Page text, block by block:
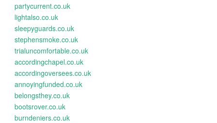
partycurrent.co.uk
lightalso.co.uk
sleepyguards.co.uk
stephensmoke.co.uk
trialuncomfortable.co.uk
accordingchapel.co.uk
accordingoversees.co.uk
annoyingfunded.co.uk
belongsthey.co.uk
bootsrover.co.uk
burndeniers.co.uk